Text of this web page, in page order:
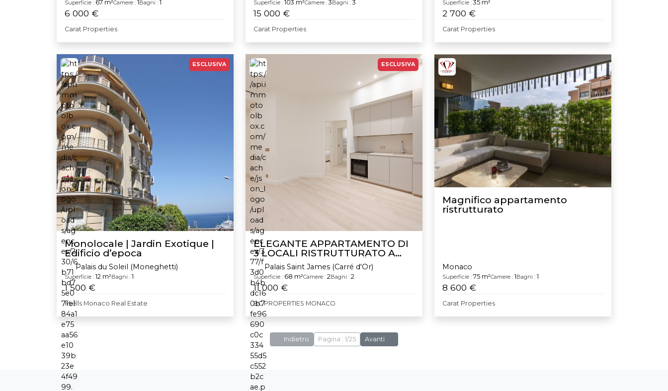
Superficie : 67 m²Camere : 1Bagni : 1
6 000 €
Carat Properties
Superficie : 103 m²Camere : 3Bagni : 3
15 000 €
Carat Properties
Superficie : 35 m²
2 700 €
Carat Properties
ESCLUSIVA
Monolocale | Jardin Exotique |
Edificio d’epoca
Palais du Soleil (Moneghetti)
Superficie : 12 m²Bagni : 1
1 500 €
Miells Monaco Real Estate
ESCLUSIVA
ELEGANTE APPARTAMENTO DI
3 LOCALI RISTRUTTURATO A
DUE PASSI DAL CASINÒ
Palais Saint James (Carré d'Or)
Superficie : 68 m²Camere : 2Bagni : 2
11 000 €
BC PROPERTIES MONACO
Magnifico appartamento
ristrutturato
Monaco
Superficie : 75 m²Camere : 1Bagni : 1
8 600 €
Carat Properties
Indietro Pagina : 1/25 Avanti